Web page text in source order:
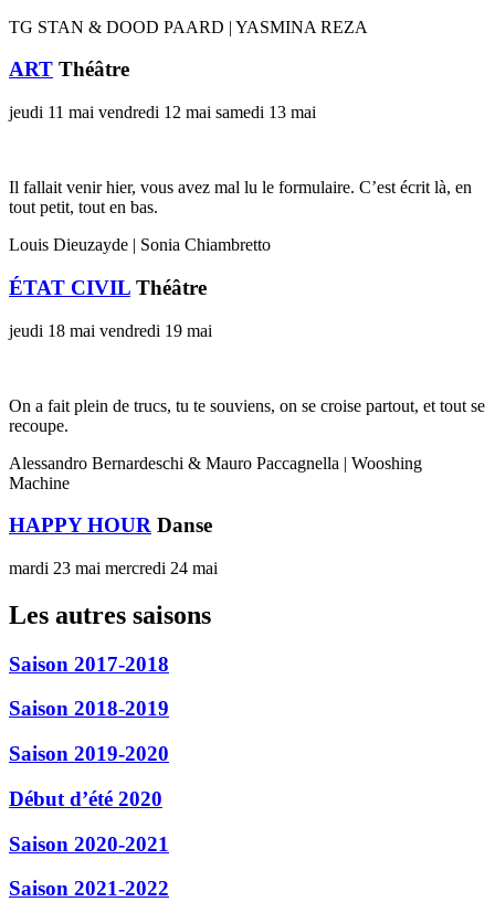
TG STAN & DOOD PAARD | YASMINA REZA
ART Théâtre
jeudi 11 mai vendredi 12 mai samedi 13 mai
Il fallait venir hier, vous avez mal lu le formulaire. C’est écrit là, en
tout petit, tout en bas.
Louis Dieuzayde | Sonia Chiambretto
ÉTAT CIVIL Théâtre
jeudi 18 mai vendredi 19 mai
On a fait plein de trucs, tu te souviens, on se croise partout, et tout se
recoupe.
Alessandro Bernardeschi & Mauro Paccagnella | Wooshing
Machine
HAPPY HOUR Danse
mardi 23 mai mercredi 24 mai
Les autres saisons
Saison 2017-2018
Saison 2018-2019
Saison 2019-2020
Début d’été 2020
Saison 2020-2021
Saison 2021-2022